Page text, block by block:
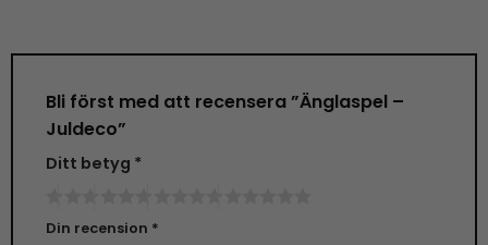
Bli först med att recensera ”Änglaspel –
Juldeco”
Ditt betyg *
Din recension *